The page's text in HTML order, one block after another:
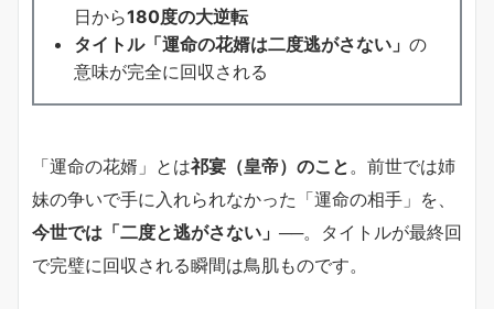
日から180度の大逆転
タイトル「運命の花婿は二度逃がさない」 の
意味が完全に回収される
「運命の花婿」とは祁宴（皇帝）のこと 。前世では姉
妹の争いで手に入れられなかった「運命の相手」を、
今世では「二度と逃がさない」 ──。タイトルが最終回
で完璧に回収される瞬間は鳥肌ものです。